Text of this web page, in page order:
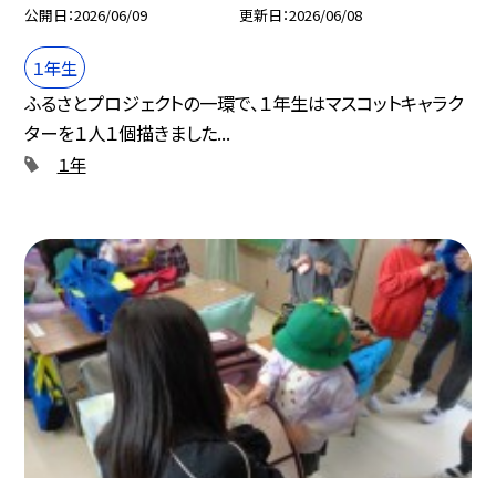
公開日 2026/06/09 更新日 2026/06/08
１年生
ふるさとプロジェクトの一環で、１年生はマスコットキャラク
ターを１人１個描きました...
１年